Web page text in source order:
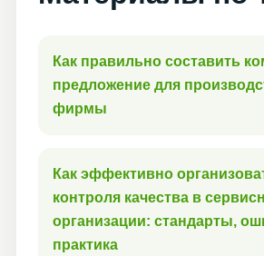
Как правильно составить
предложение для
фирмы
Как эффективно
контроля качества в
организации: стандарты,
практика